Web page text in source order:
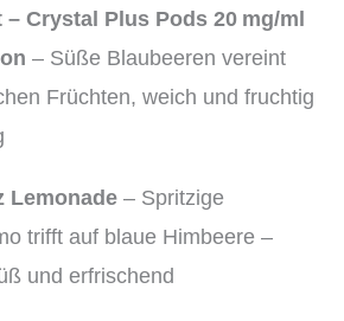
Crystal Plus Pods 20 mg/ml
– Süße Blaubeeren vereint
Früchten, weich und fruchtig
Lemonade – Spritzige
trifft auf blaue Himbeere –
und erfrischend